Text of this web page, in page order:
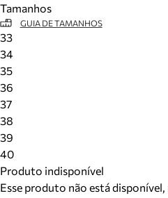
Rasteira
Precisa de ajuda?
Tamanhos
GUIA DE TAMANHOS
33
34
35
36
37
38
39
40
Produto indisponível
Esse produto não está disponível,